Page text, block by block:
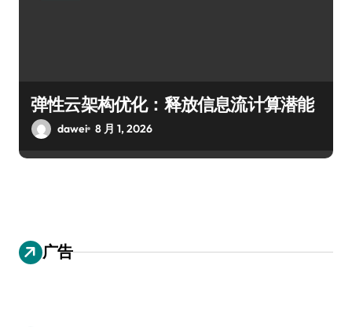
弹性云架构优化：释放信息流计算潜能
dawei 8 月 1, 2026
广告